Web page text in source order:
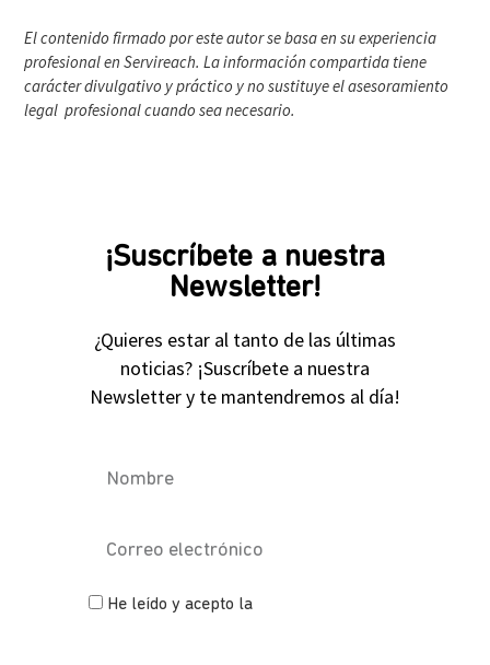
El contenido firmado por este autor se basa en su experiencia
profesional en Servireach. La información compartida tiene
carácter divulgativo y práctico y no sustituye el asesoramiento
legal profesional cuando sea necesario.
¡Suscríbete a nuestra
Newsletter!
¿Quieres estar al tanto de las últimas
noticias? ¡Suscríbete a nuestra
Newsletter y te mantendremos al día!
He leído y acepto la